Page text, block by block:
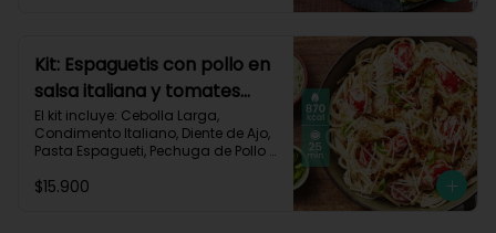
Kit: Espaguetis con pollo en
salsa italiana y tomates
uvalina-129
El kit incluye: Cebolla Larga,
Condimento Italiano, Diente de Ajo,
Pasta Espagueti, Pechuga de Pollo
Parmesano, Tomate Tipo Cherry,
$15.900